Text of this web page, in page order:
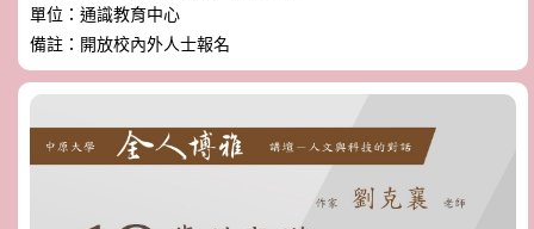
單位：通識教育中心
備註：開放校內外人士報名